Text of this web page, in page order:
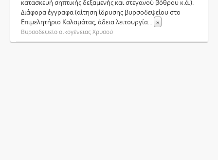
κατασκευή σηπτικής δεξαμενής και στεγανού βόθρου κ.ά.).
Διάφορα έγγραφα (αίτηση ίδρυσης βυρσοδεψείου στο
Επιμελητήριο Καλαμάτας, άδεια λειτουργία... »
Βυρσοδεψείο οικογένειας Χρυσού